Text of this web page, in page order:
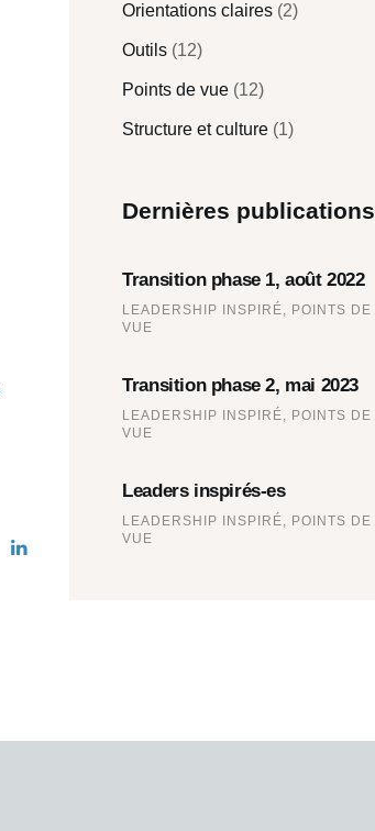
Orientations claires (2)
Outils (12)
Points de vue (12)
Structure et culture (1)
Dernières publications
Transition phase 1, août 2022
LEADERSHIP INSPIRÉ, POINTS DE
VUE
Transition phase 2, mai 2023
LEADERSHIP INSPIRÉ, POINTS DE
VUE
Leaders inspirés-es
LEADERSHIP INSPIRÉ, POINTS DE
VUE